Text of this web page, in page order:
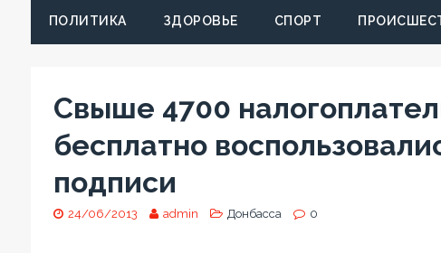
ПОЛИТИКА ЗДОРОВЬЕ СПОРТ
Свыше 4700
бесплатно
подписи
24/06/2013 admin Донбасса 0